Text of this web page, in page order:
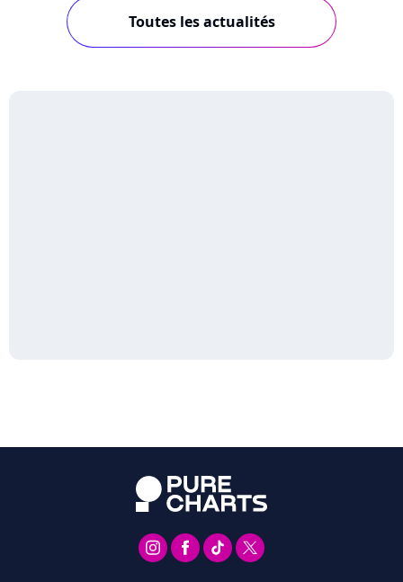
Toutes les actualités